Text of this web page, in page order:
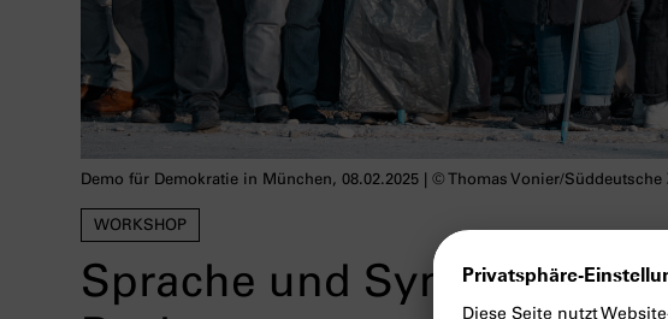
WORKSHOP
Sprache und Symbole der
Demo für Demokratie in München, 08.02.2025 | © Thomas Vonier/Süddeutsche